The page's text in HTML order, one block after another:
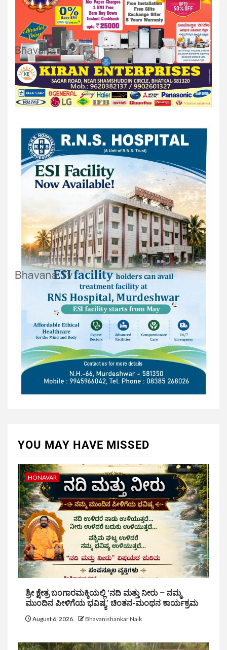
YOU MAY HAVE MISSED
HONAVAR
ಶ್ರೀ ಕ್ಷೇತ್ರ ಬಂಗಾರಮಕ್ಕಿಯಲ್ಲಿ ‘ನದಿ ಮತ್ತು ನೀರು – ನಮ್ಮ
ಮುಂದಿನ ಪೀಳಿಗೆಯ ಭವಿಷ್ಯ’ ಚಿಂತನ-ಮಂಥನ ಕಾರ್ಯಕ್ರಮ
August 6, 2026 Bhavanishankar Naik